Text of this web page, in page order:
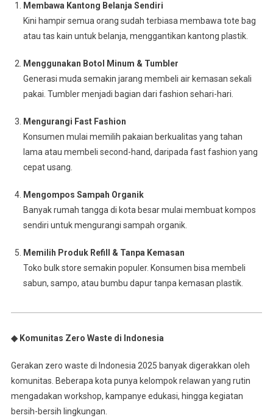
Membawa Kantong Belanja Sendiri
Kini hampir semua orang sudah terbiasa membawa tote bag
atau tas kain untuk belanja, menggantikan kantong plastik.
Menggunakan Botol Minum & Tumbler
Generasi muda semakin jarang membeli air kemasan sekali
pakai. Tumbler menjadi bagian dari fashion sehari-hari.
Mengurangi Fast Fashion
Konsumen mulai memilih pakaian berkualitas yang tahan
lama atau membeli second-hand, daripada fast fashion yang
cepat usang.
Mengompos Sampah Organik
Banyak rumah tangga di kota besar mulai membuat kompos
sendiri untuk mengurangi sampah organik.
Memilih Produk Refill & Tanpa Kemasan
Toko bulk store semakin populer. Konsumen bisa membeli
sabun, sampo, atau bumbu dapur tanpa kemasan plastik.
◆ Komunitas Zero Waste di Indonesia
Gerakan zero waste di Indonesia 2025 banyak digerakkan oleh
komunitas. Beberapa kota punya kelompok relawan yang rutin
mengadakan workshop, kampanye edukasi, hingga kegiatan
bersih-bersih lingkungan.